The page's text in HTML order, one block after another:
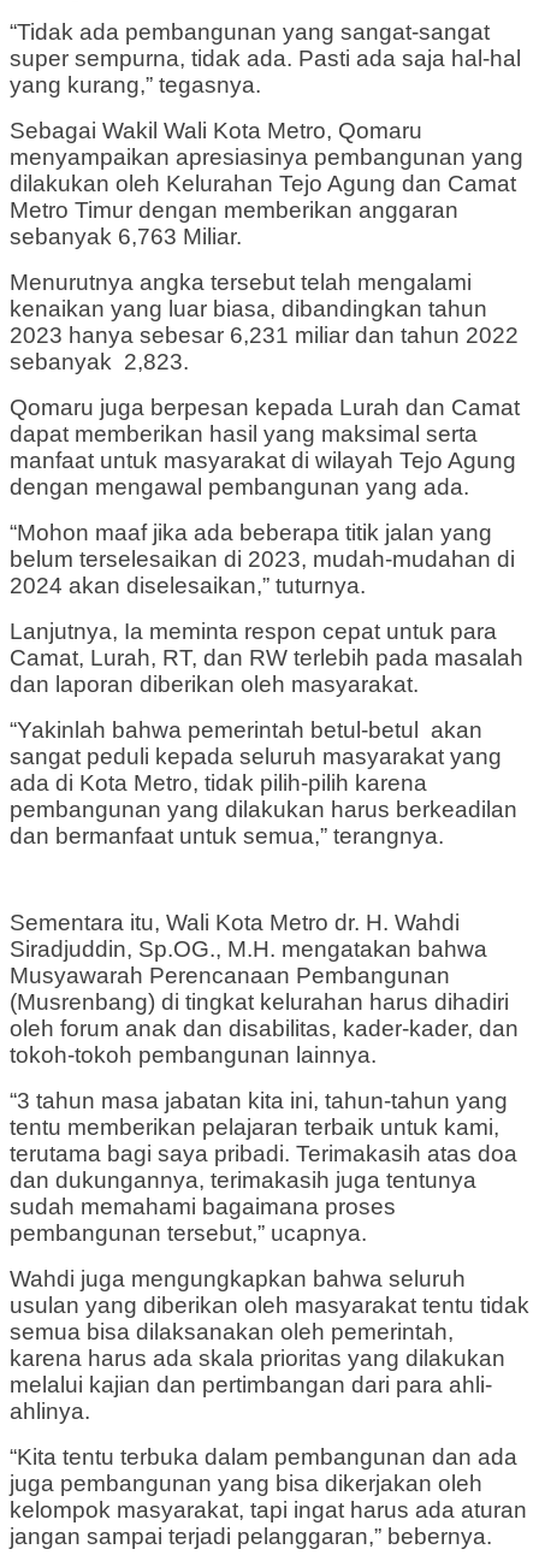
“Tidak ada pembangunan yang sangat-sangat
super sempurna, tidak ada. Pasti ada saja hal-hal
yang kurang,” tegasnya.
Sebagai Wakil Wali Kota Metro, Qomaru
menyampaikan apresiasinya pembangunan yang
dilakukan oleh Kelurahan Tejo Agung dan Camat
Metro Timur dengan memberikan anggaran
sebanyak 6,763 Miliar.
Menurutnya angka tersebut telah mengalami
kenaikan yang luar biasa, dibandingkan tahun
2023 hanya sebesar 6,231 miliar dan tahun 2022
sebanyak 2,823.
Qomaru juga berpesan kepada Lurah dan Camat
dapat memberikan hasil yang maksimal serta
manfaat untuk masyarakat di wilayah Tejo Agung
dengan mengawal pembangunan yang ada.
“Mohon maaf jika ada beberapa titik jalan yang
belum terselesaikan di 2023, mudah-mudahan di
2024 akan diselesaikan,” tuturnya.
Lanjutnya, Ia meminta respon cepat untuk para
Camat, Lurah, RT, dan RW terlebih pada masalah
dan laporan diberikan oleh masyarakat.
“Yakinlah bahwa pemerintah betul-betul akan
sangat peduli kepada seluruh masyarakat yang
ada di Kota Metro, tidak pilih-pilih karena
pembangunan yang dilakukan harus berkeadilan
dan bermanfaat untuk semua,” terangnya.
Sementara itu, Wali Kota Metro dr. H. Wahdi
Siradjuddin, Sp.OG., M.H. mengatakan bahwa
Musyawarah Perencanaan Pembangunan
(Musrenbang) di tingkat kelurahan harus dihadiri
oleh forum anak dan disabilitas, kader-kader, dan
tokoh-tokoh pembangunan lainnya.
“3 tahun masa jabatan kita ini, tahun-tahun yang
tentu memberikan pelajaran terbaik untuk kami,
terutama bagi saya pribadi. Terimakasih atas doa
dan dukungannya, terimakasih juga tentunya
sudah memahami bagaimana proses
pembangunan tersebut,” ucapnya.
Wahdi juga mengungkapkan bahwa seluruh
usulan yang diberikan oleh masyarakat tentu tidak
semua bisa dilaksanakan oleh pemerintah,
karena harus ada skala prioritas yang dilakukan
melalui kajian dan pertimbangan dari para ahli-
ahlinya.
“Kita tentu terbuka dalam pembangunan dan ada
juga pembangunan yang bisa dikerjakan oleh
kelompok masyarakat, tapi ingat harus ada aturan
jangan sampai terjadi pelanggaran,” bebernya.